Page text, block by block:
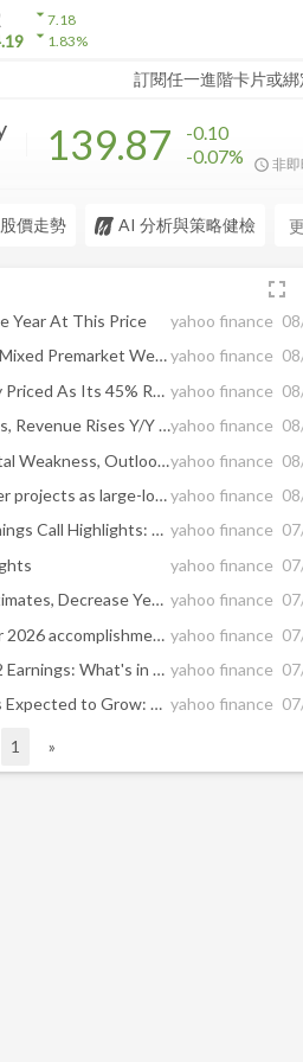
arrow_drop_down7.18
arrow_drop_down1.83%
訂閱任一進階卡片或
139.87
-0.10
-0.07%
非
股價走勢 AI 分析與策略健檢
fullscreen
Year At This Price yahoo finance
Social Buzz: Wallstreetbets Stocks Mixed Premarket Wednesday; SpaceX, Advanced Micro Devices to Declineyahoo finance
DTE Energy (DTE) Stock Looks Fully Priced As Its 45% Run Matures yahoo finance
WIX Q2 Earnings Beat Expectations, Revenue Rises Y/Y on Base44 Strengthyahoo finance
TELUS Q2 Earnings Fall Y/Y on Digital Weakness, Outlook Cutyahoo finance
DTE ties rate stability to data center projects as large-load pipeline remains steadyyahoo finance
DTE Energy Co (DTE) Q2 2026 Earnings Call Highlights: Navigating Challenges and Capitalizing on ... yahoo finance
yahoo finance
DTE Energy's Q2 Earnings Beat Estimates, Decrease Year Over Year yahoo finance
DTE Energy reports second quarter 2026 accomplishments, investments and earnings yahoo finance
DTE Energy Gears Up to Report Q2 Earnings: What's in the Cards? yahoo finance
WEC Energy Group (WEC) Earnings Expected to Grow: Should You Buy? yahoo finance
1 »